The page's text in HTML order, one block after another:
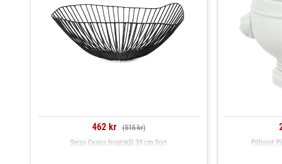
462 kr (515 kr)
Serax Cesira frugtskål 39 cm Sort Pillivuyt